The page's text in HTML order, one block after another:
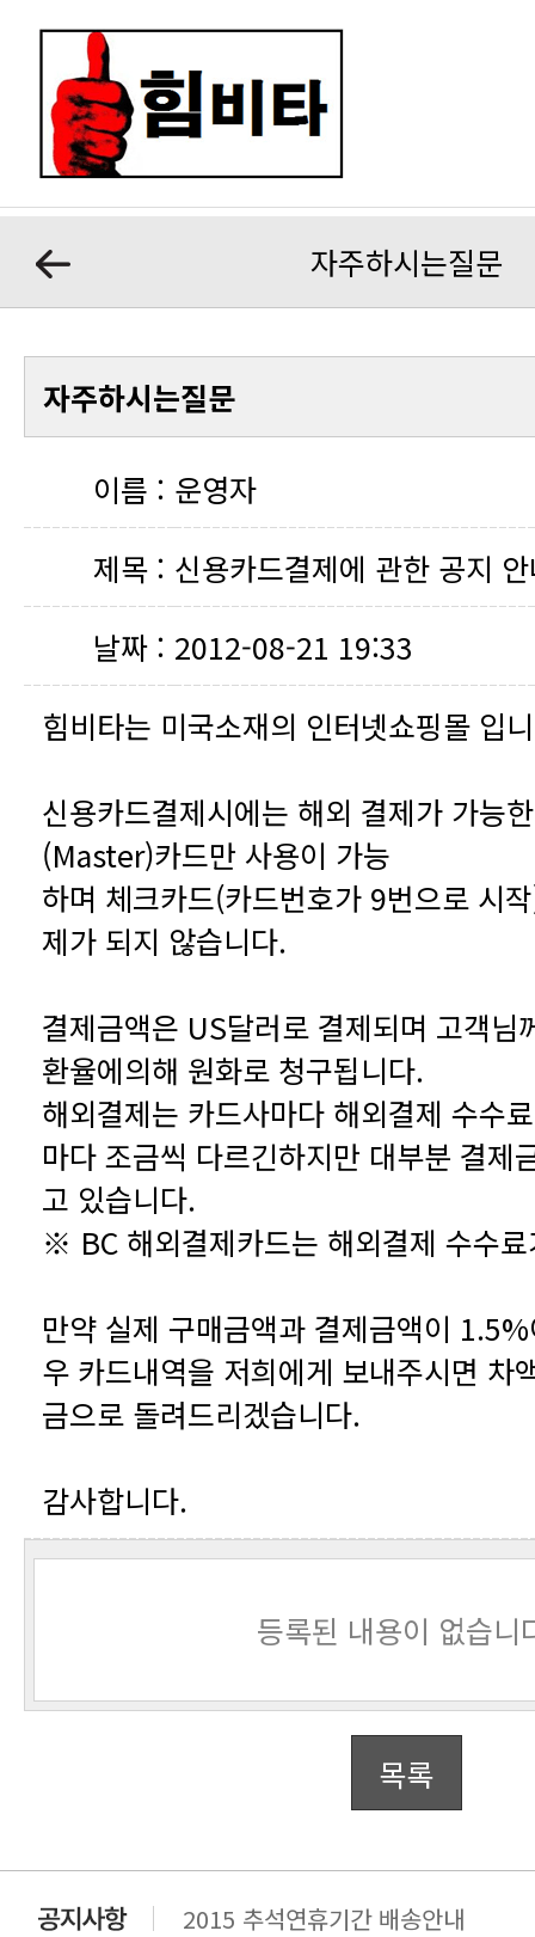
자주하시는질문
자주하시는질문
이름 : 운영자
제목 : 신용카드결제에 관한 공지
날짜 : 2012-08-21 19:33
힘비타는 미국소재의 인터넷쇼핑몰 입
(Master)카드만 사용이 가능
제가 되지 않습니다.
환율에의해 원화로 청구됩니다.
고 있습니다.
※ BC 해외결제카드는 해외결제 수수
금으로 돌려드리겠습니다.
감사합니다.
등록된 내용이 없습니
목록
2015 추석연휴기간 배송안내